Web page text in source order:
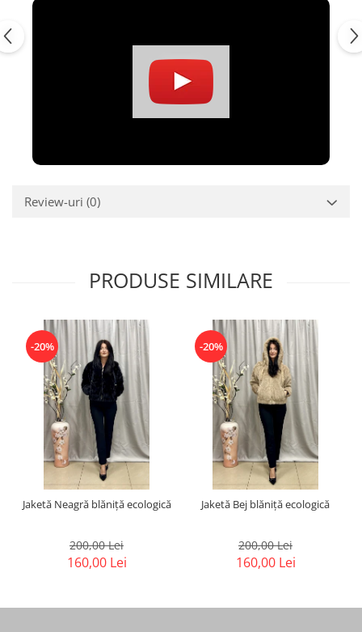
Review-uri (0)
PRODUSE SIMILARE
-20%
Jaketă Neagră blăniță ecologică
200,00 Lei
160,00 Lei
-20%
Jaketă Bej blăniță ecologică
200,00 Lei
160,00 Lei